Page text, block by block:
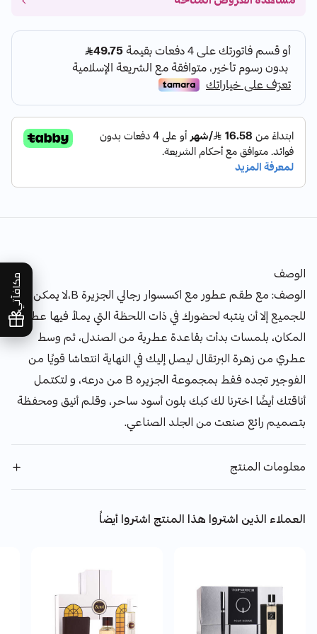
مكافآتي
الوصف
الوصف: مع طقم عطور مع اكسسوار رجالي الجزيرة B،لا يمكن
للجميع إلا أن ينتبه لحضورك في ذات اللحظة التي يملأ فيها عطرك
المكان، بلمسات بدأت بقاعدة عطرية من الصندل، ثم وسط
عطري من زهرة البرتقال ليصل إليك في النهاية انتعاشا قويًا من
الفوجير تجده فقط بمجموعة الجزيره B من درعه، و لتكتمل
أناقتك أيضًا اخترنا لك كبك بلون أسود ساحر، وقلم أنيق ومحفظة
بتصميم رائع صنعت من الجلد الصناعي.
معلومات المنتج
العملاء الذين اشتروا هذا المنتج اشتروا أيضاً